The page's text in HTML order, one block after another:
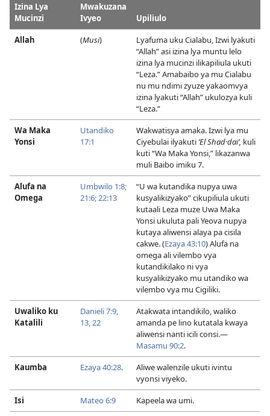
Izina Lya
Mucinzi
Mwakuzana
Ivyeo
Upiliulo
Allah
(Musi)
Lyafuma uku Cialabu, Izwi lyakuti
“Allah” asi izina lya muntu lelo
izina lya mucinzi ilikapiliula ukuti
“Leza.” Amabaibo ya mu Cialabu
nu mu ndimi zyuze yakaomvya
izina lyakuti “Allah” ukulozya kuli
“Leza.”
Wa Maka
Yonsi
Utandiko
17:1
Wakwatisya amaka. Izwi lya mu
Ciyebulai ilyakuti ʼEl Shad·daiʹ, kuli
kuti “Wa Maka Yonsi,” likazanwa
muli Baibo imiku 7.
Alufa na
Omega
Umbwilo 1:8;
21:6;22:13
“U wa kutandika nupya uwa
kusyalikizyako” cikupiliula ukuti
kutaali Leza muze Uwa Maka
Yonsi ukuluta pali Yeova nupya
kutaya aliwensi alaya pa cisila
cakwe. (Ezaya 43:10) Alufa na
omega ali vilembo vya
kutandikilako ni vya
kusyalikizyako mu utandiko wa
vilembo vya mu Cigiliki.
Uwaliko ku
Katalili
Danieli 7:9,
13,22
Atakwata intandikilo, waliko
amanda pe lino kutatala kwaya
aliwensi nanti icili consi.—
Masamu 90:2.
Kaumba
Ezaya 40:28.
Aliwe walenzile ukuti ivintu
vyonsi viyeko.
Isi
Mateo 6:9
Kapeela wa umi.